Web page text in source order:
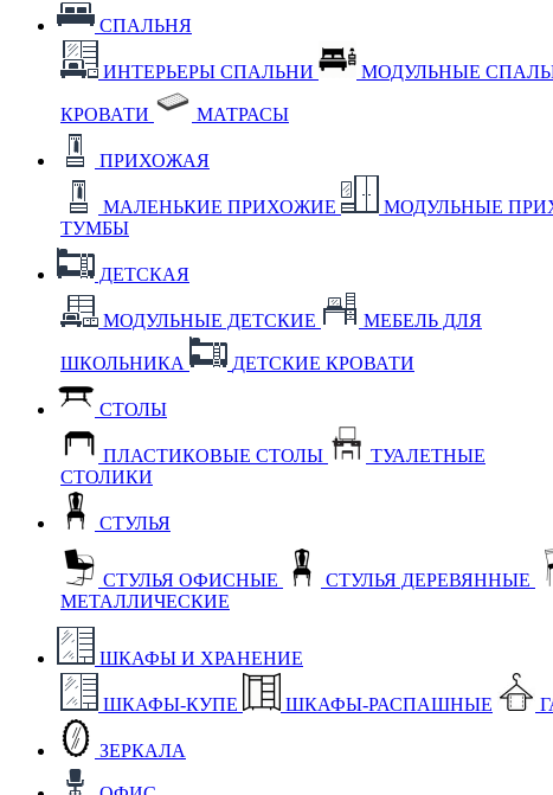
СПАЛЬНЯ
ИНТЕРЬЕРЫ СПАЛЬНИ МОДУЛЬНЫЕ
КРОВАТИ МАТРАСЫ
ПРИХОЖАЯ
МАЛЕНЬКИЕ ПРИХОЖИЕ МОДУЛЬНЫЕ
ТУМБЫ
ДЕТСКАЯ
МОДУЛЬНЫЕ ДЕТСКИЕ МЕБЕЛЬ ДЛЯ
ШКОЛЬНИКА ДЕТСКИЕ КРОВАТИ
СТОЛЫ
ПЛАСТИКОВЫЕ СТОЛЫ
ТУАЛЕТНЫЕ
СТОЛИКИ
СТУЛЬЯ
СТУЛЬЯ ОФИСНЫЕ СТУЛЬЯ ДЕРЕВЯННЫЕ
МЕТАЛЛИЧЕСКИЕ
ШКАФЫ И ХРАНЕНИЕ
ШКАФЫ-КУПЕ ШКАФЫ-РАСПАШНЫЕ
ЗЕРКАЛА